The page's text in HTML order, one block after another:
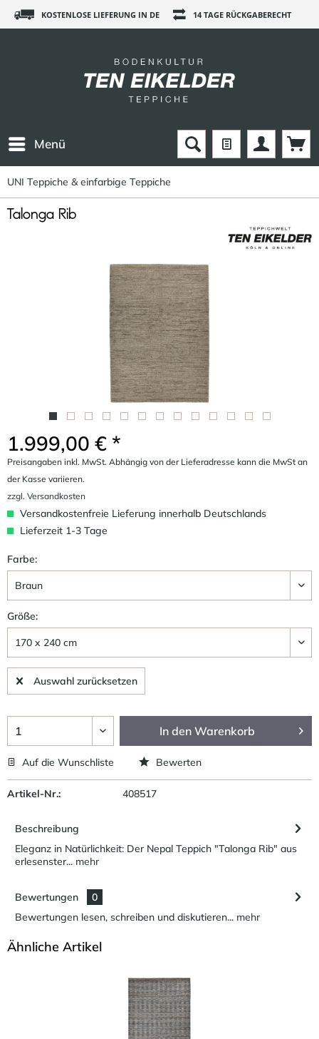
KOSTENLOSE LIEFERUNG IN DE 14 TAGE RÜCKGABERECHT
Menü
UNI Teppiche & einfarbige Teppiche
Talonga Rib
1.999,00 € *
Preisangaben inkl. MwSt. Abhängig von der Lieferadresse kann die MwSt an
der Kasse variieren.
zzgl. Versandkosten
Versandkostenfreie Lieferung innerhalb Deutschlands
Lieferzeit 1-3 Tage
Farbe:
Größe:
Auswahl zurücksetzen
In den Warenkorb
Auf die Wunschliste Bewerten
Artikel-Nr.: 408517
Beschreibung
Eleganz in Natürlichkeit: Der Nepal Teppich "Talonga Rib" aus
erlesenster... mehr
Bewertungen
0
Bewertungen lesen, schreiben und diskutieren... mehr
Ähnliche Artikel